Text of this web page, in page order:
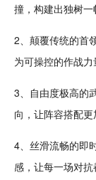
撞 ，构建出独树
2、颠覆传统的首
为可操控的作战力
3、自由度极高的
向，让阵容搭配更
4、丝滑流畅的即
感，让每一场对